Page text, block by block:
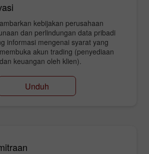
kebijakan perusahaan
dan perlindungan data pribadi
informasi mengenai syarat yang
akun trading (penyediaan
keuangan oleh klien).
Unduh